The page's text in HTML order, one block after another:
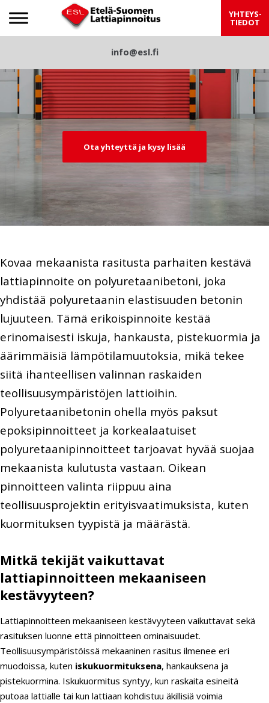
Etelä-Suomen LattiapinnoitusYHTEYS-
TIEDOT
info@esl.fi
viou
t
Ota yhteyttä ja kysy lisää
Kovaa mekaanista rasitusta parhaiten kestävä
lattiapinnoite on polyuretaanibetoni, joka
yhdistää polyuretaanin elastisuuden betonin
lujuuteen. Tämä erikoispinnoite kestää
erinomaisesti iskuja, hankausta, pistekuormia ja
äärimmäisiä lämpötilamuutoksia, mikä tekee
siitä ihanteellisen valinnan raskaiden
teollisuusympäristöjen lattioihin.
Polyuretaanibetonin ohella myös paksut
epoksipinnoitteet ja korkealaatuiset
polyuretaanipinnoitteet tarjoavat hyvää suojaa
mekaanista kulutusta vastaan. Oikean
pinnoitteen valinta riippuu aina
teollisuusprojektin erityisvaatimuksista, kuten
kuormituksen tyypistä ja määrästä.
Mitkä tekijät vaikuttavat
lattiapinnoitteen mekaaniseen
kestävyyteen?
Lattiapinnoitteen mekaaniseen kestävyyteen vaikuttavat sekä
rasituksen luonne että pinnoitteen ominaisuudet.
Teollisuusympäristöissä mekaaninen rasitus ilmenee eri
muodoissa, kuten iskukuormituksena, hankauksena ja
pistekuormina. Iskukuormitus syntyy, kun raskaita esineitä
putoaa lattialle tai kun lattiaan kohdistuu äkillisiä voimia